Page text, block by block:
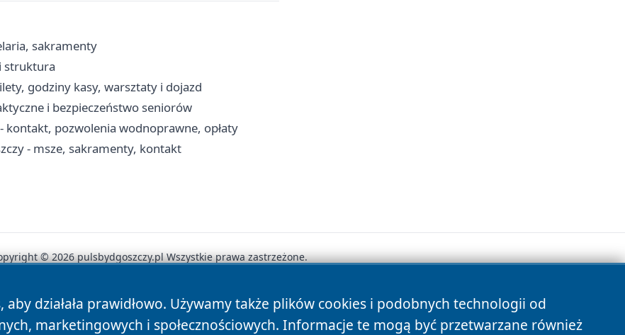
sakramenty
struktura
godziny kasy, warsztaty i dojazd
i bezpieczeństwo seniorów
kontakt, pozwolenia wodnoprawne, opłaty
- msze, sakramenty, kontakt
działała prawidłowo. Używamy także plików cookies i podobnych technologii od
marketingowych i społecznościowych. Informacje te mogą być przetwarzane również
© 2026 pulsbydgoszczy.pl Wszystkie prawa zastrzeżone.
Autorzy Polityka Prywatności Polityka Cookies